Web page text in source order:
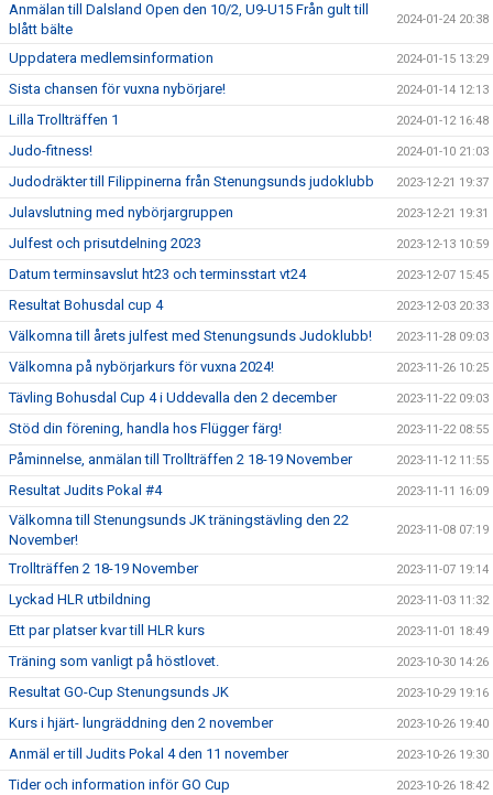
Anmälan till Dalsland Open den 10/2, U9-U15 Från gult till
blått bälte
2024-01-24 20:38
Uppdatera medlemsinformation 2024-01-15 13:29
Sista chansen för vuxna nybörjare! 2024-01-14 12:13
Lilla Trollträffen 1 2024-01-12 16:48
Judo-fitness! 2024-01-10 21:03
Judodräkter till Filippinerna från Stenungsunds judoklubb 2023-12-21 19:37
Julavslutning med nybörjargruppen 2023-12-21 19:31
Julfest och prisutdelning 2023 2023-12-13 10:59
Datum terminsavslut ht23 och terminsstart vt24 2023-12-07 15:45
Resultat Bohusdal cup 4 2023-12-03 20:33
Välkomna till årets julfest med Stenungsunds Judoklubb! 2023-11-28 09:03
Välkomna på nybörjarkurs för vuxna 2024! 2023-11-26 10:25
Tävling Bohusdal Cup 4 i Uddevalla den 2 december 2023-11-22 09:03
Stöd din förening, handla hos Flügger färg! 2023-11-22 08:55
Påminnelse, anmälan till Trollträffen 2 18-19 November 2023-11-12 11:55
Resultat Judits Pokal #4 2023-11-11 16:09
Välkomna till Stenungsunds JK träningstävling den 22
November!
2023-11-08 07:19
Trollträffen 2 18-19 November 2023-11-07 19:14
Lyckad HLR utbildning 2023-11-03 11:32
Ett par platser kvar till HLR kurs 2023-11-01 18:49
Träning som vanligt på höstlovet. 2023-10-30 14:26
Resultat GO-Cup Stenungsunds JK 2023-10-29 19:16
Kurs i hjärt- lungräddning den 2 november 2023-10-26 19:40
Anmäl er till Judits Pokal 4 den 11 november 2023-10-26 19:30
Tider och information inför GO Cup 2023-10-26 18:42